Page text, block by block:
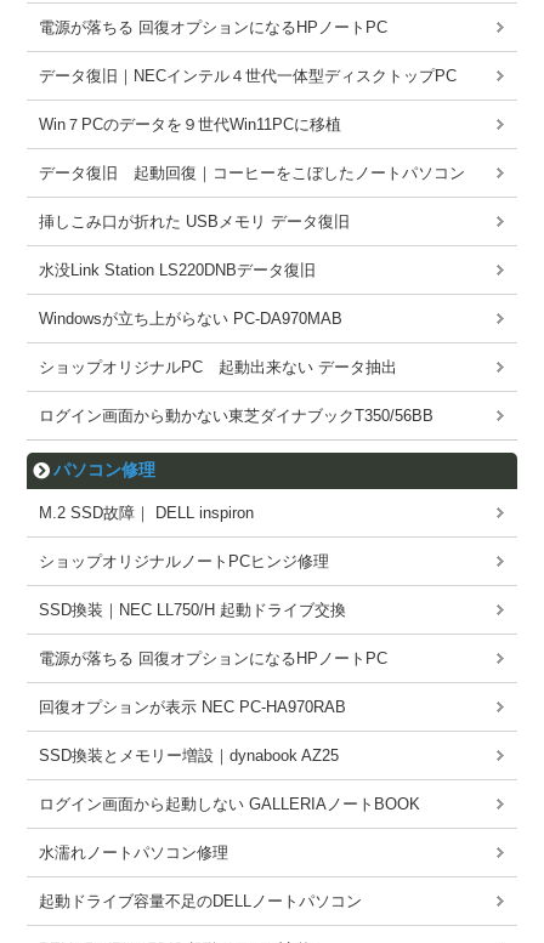
電源が落ちる 回復オプションになるHPノートPC
データ復旧｜NECインテル４世代一体型ディスクトップPC
Win７PCのデータを９世代Win11PCに移植
データ復旧 起動回復｜コーヒーをこぼしたノートパソコン
挿しこみ口が折れた USBメモリ データ復旧
水没Link Station LS220DNBデータ復旧
Windowsが立ち上がらない PC-DA970MAB
ショップオリジナルPC 起動出来ない データ抽出
ログイン画面から動かない東芝ダイナブックT350/56BB
パソコン修理
M.2 SSD故障｜ DELL inspiron
ショップオリジナルノートPCヒンジ修理
SSD換装｜NEC LL750/H 起動ドライブ交換
電源が落ちる 回復オプションになるHPノートPC
回復オプションが表示 NEC PC-HA970RAB
SSD換装とメモリー増設｜dynabook AZ25
ログイン画面から起動しない GALLERIAノートBOOK
水濡れノートパソコン修理
起動ドライブ容量不足のDELLノートパソコン